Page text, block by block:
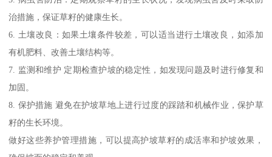
治措施，保证草籽的健康生长。
6. 土壤改良：如果土壤条件较差，可以适当进行土壤改良，如添加
有机肥料、改善土壤结构等。
7. 监测和维护 定期检查护坡的稳定性，如发现问题及时进行修复和
加固。
8. 保护措施 避免在护坡草地上进行过度的踩踏和机械作业，保护草
籽的生长环境。
做好这些养护管理措施，可以提高护坡草籽的成活率和护坡效果，